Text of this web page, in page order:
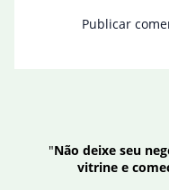
"Não deixe seu
vitrine e